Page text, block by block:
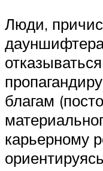
Люди,
благам
карьерному